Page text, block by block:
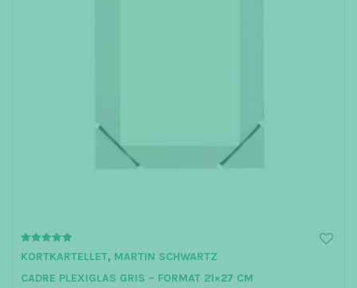
5.00
out of 5
KORTKARTELLET, MARTIN SCHWARTZ
CADRE PLEXIGLAS GRIS – FORMAT 21×27 CM